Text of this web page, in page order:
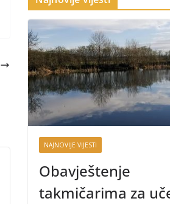
NAJNOVIJE VIJESTI
Obavještenje
takmičarima za